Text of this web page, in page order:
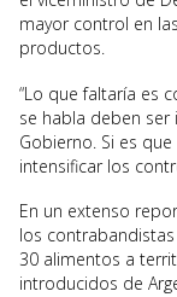
mayor control en
productos.
“Lo que faltaría es
se habla deben
Gobierno. Si es
intensificar los
En un extenso
los
30 alimentos a
introducidos de